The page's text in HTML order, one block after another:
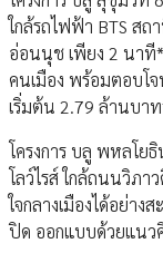
ใกล้รถไฟฟ้า BTS สถ
อ่อนนุช เพียง 2 นาที
คนเมือง พร้อมตอบโ
เริ่มต้น 2.79 ล้านบา
โครงการ บลู พหลโย
โลว์ไรส์ ใกล้ถนนวิภา
ใจกลางเมืองได้อย่าง
ปิด ออกแบบด้วยแนว